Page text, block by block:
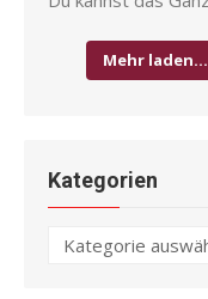
Mehr laden…
Kategorien
Kategorien